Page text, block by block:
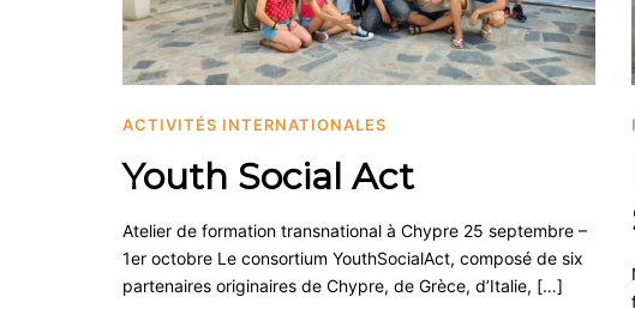
ACTIVITÉS INTERNATIONALES
Youth Social Act
Atelier de formation transnational à Chypre 25 septembre –
1er octobre Le consortium YouthSocialAct, composé de six
partenaires originaires de Chypre, de Grèce, d’Italie, […]